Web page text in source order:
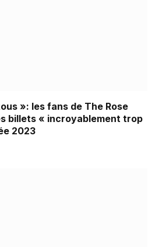
»: les fans de The Rose
billets « incroyablement trop
2023